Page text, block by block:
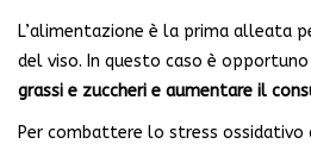
L’alimentazione è la prima alleata
del viso. In questo caso è opportuno
grassi e zuccheri e aumentare il
Per combattere lo stress